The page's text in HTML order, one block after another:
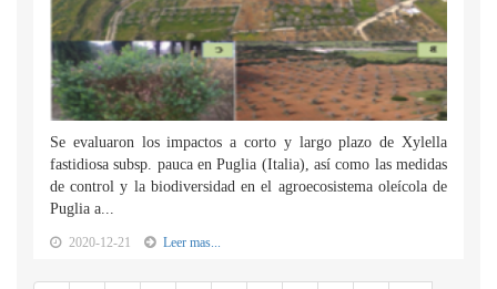
Se evaluaron los impactos a corto y largo plazo de Xylella
fastidiosa subsp. pauca en Puglia (Italia), así como las medidas
de control y la biodiversidad en el agroecosistema oleícola de
Puglia a...
2020-12-21 Leer mas...